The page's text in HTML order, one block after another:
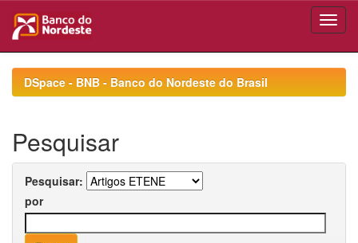
navigationDSpace - BNB - Banco do Nordeste do Brasil
Pesquisar
Pesquisar:
por